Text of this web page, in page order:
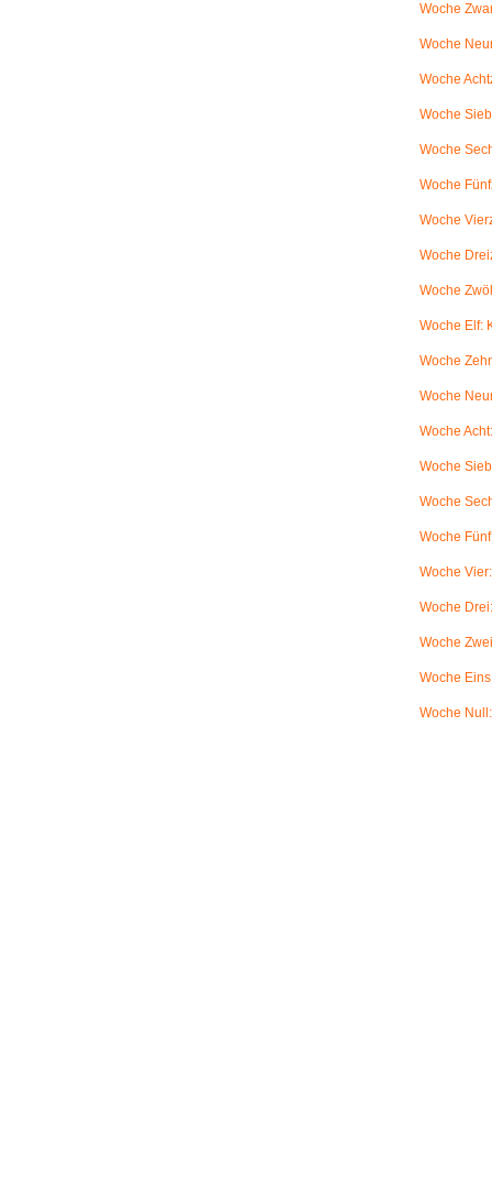
Woche
Woche
Woche
Woche
Woche
Woche
Woche
Woche
Woche
Woche Elf:
Woche
Woche
Woche
Woche
Woche
Woche
Woche
Woche
Woche
Woche
Woche